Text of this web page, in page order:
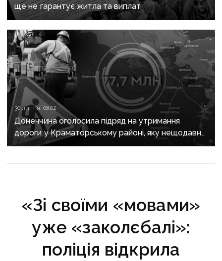
ще не гарантує житла та виплат
30 липня, 08:02
Донеччина оголосила підряд на утримання
дороги у Краматорському районі, яку нещодавно
вже ремонтували
«Зі своїми «мовами»
уже «заколєбалі»:
поліція відкрила